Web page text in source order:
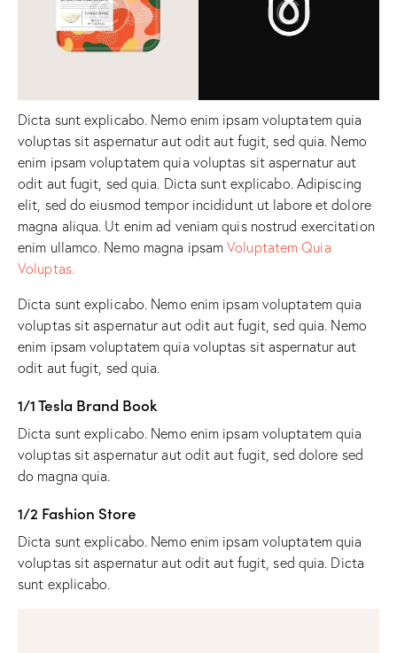
Dicta sunt explicabo. Nemo enim ipsam voluptatem quia
voluptas sit aspernatur aut odit aut fugit, sed quia. Nemo
enim ipsam voluptatem quia voluptas sit aspernatur aut
odit aut fugit, sed quia. Dicta sunt explicabo. Adipiscing
elit, sed do eiusmod tempor incididunt ut labore et dolore
magna aliqua. Ut enim ad veniam quis nostrud exercitation
enim ullamco. Nemo magna ipsamVoluptatem Quia
Voluptas.
Dicta sunt explicabo. Nemo enim ipsam voluptatem quia
voluptas sit aspernatur aut odit aut fugit, sed quia. Nemo
enim ipsam voluptatem quia voluptas sit aspernatur aut
odit aut fugit, sed quia.
1/1 Tesla Brand Book
Dicta sunt explicabo. Nemo enim ipsam voluptatem quia
voluptas sit aspernatur aut odit aut fugit, sed dolore sed
do magna quia.
1/2 Fashion Store
Dicta sunt explicabo. Nemo enim ipsam voluptatem quia
voluptas sit aspernatur aut odit aut fugit, sed quia. Dicta
sunt explicabo.